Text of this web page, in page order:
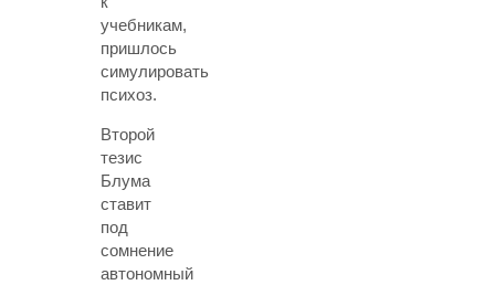
учебникам,
пришлось
симулировать
психоз.
Второй
тезис
Блума
ставит
под
сомнение
автономный